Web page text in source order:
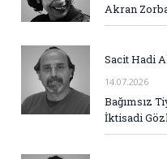
Akran
Sacit Hadi
14.07.2026
Bağımsız
İktisadi